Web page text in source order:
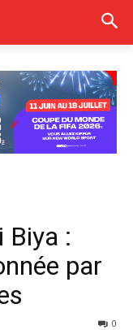
:
par
0